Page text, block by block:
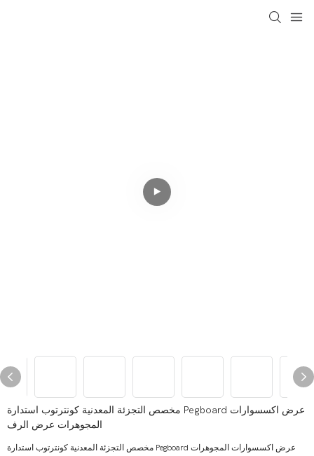
مخصص التجزئة المعدنية كونترتوب استدارة Pegboard عرض اكسسوارات
المجوهرات عرض الرف
مخصص التجزئة المعدنية كونترتوب استدارة Pegboard عرض اكسسوارات المجوهرات